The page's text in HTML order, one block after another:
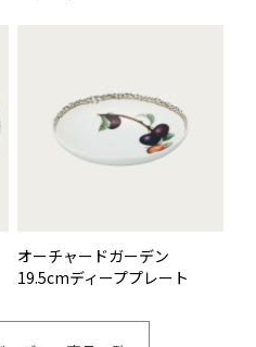
オーチャードガーデン
19.5cmディーププレート